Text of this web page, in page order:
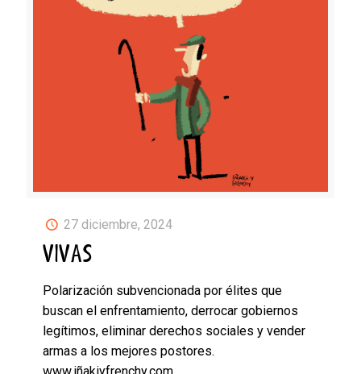
27 diciembre, 2024
VIVAS
Polarización subvencionada por élites que
buscan el enfrentamiento, derrocar gobiernos
legítimos, eliminar derechos sociales y vender
armas a los mejores postores.